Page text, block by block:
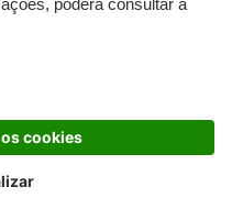
Creme Rosto Homem
Embalagens Sustentáveis